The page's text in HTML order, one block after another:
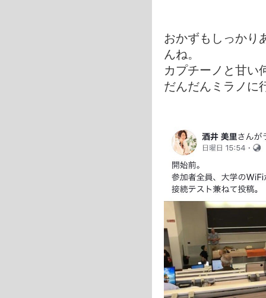
おかずもしっかり
んね。
カプチーノと甘い
だんだんミラノに